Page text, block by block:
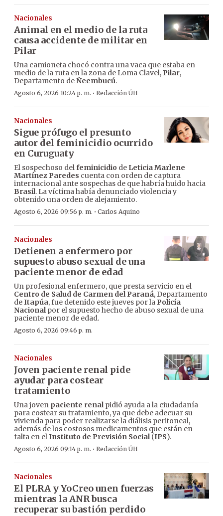
Nacionales
Animal en el medio de la ruta
causa accidente de militar en
Pilar
Una camioneta chocó contra una vaca que estaba en
medio de la ruta en la zona de Loma Clavel, Pilar,
Departamento deÑeembucú.
Agosto 6, 2026 10:24 p. m. · Redacción ÚH
Nacionales
Sigue prófugo el presunto
autor del feminicidio ocurrido
en Curuguaty
El sospechoso delfeminicidio de Leticia Marlene
Martínez Paredes cuenta con orden de captura
internacional ante sospechas de que habría huido hacia
Brasil. La víctima había denunciado violencia y
obtenido una orden de alejamiento.
Agosto 6, 2026 09:56 p. m. · Carlos Aquino
Nacionales
Detienen a enfermero por
supuesto abuso sexual de una
paciente menor de edad
Un profesional enfermero, que presta servicio en el
Centro de Salud de Carmen del Paraná, Departamento
deItapúa, fue detenido este jueves por la Policía
Nacionalpor el supuesto hecho de abuso sexual de una
paciente menor de edad.
Agosto 6, 2026 09:46 p. m.
Nacionales
Joven paciente renal pide
ayudar para costear
tratamiento
Una joven paciente renalpidió ayuda a la ciudadanía
para costear su tratamiento, ya que debe adecuar su
vivienda para poder realizarse la diálisis peritoneal,
además de los costosos medicamentos que están en
falta en elInstituto de Previsión Social(IPS).
Agosto 6, 2026 09:14 p. m. · Redacción ÚH
Nacionales
El PLRA y YoCreo unen fuerzas
mientras la ANR busca
recuperar su bastión perdido